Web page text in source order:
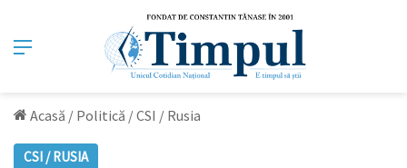
Meniu
Acasă / Politică /CSI / Rusia
CSI / RUSIA